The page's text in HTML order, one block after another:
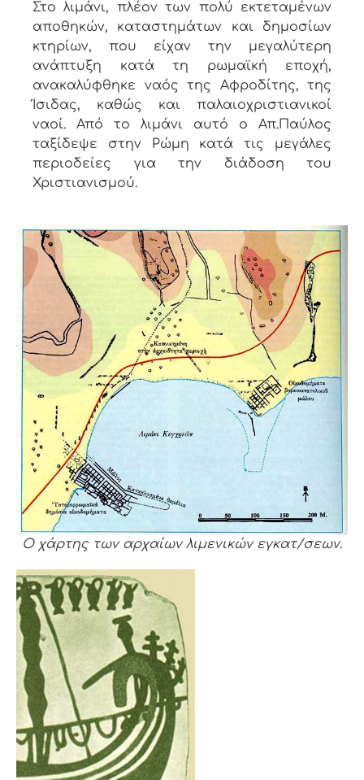
Στο λιμάνι, πλέον των πολύ εκτεταμένων
αποθηκών, καταστημάτων και δημοσίων
κτηρίων, που είχαν την μεγαλύτερη
ανάπτυξη κατά τη ρωμαϊκή εποχή,
ανακαλύφθηκε ναός της Αφροδίτης, της
Ίσιδας, καθώς και παλαιοχριστιανικοί
ναοί. Από το λιμάνι αυτό ο Απ.Παύλος
ταξίδεψε στην Ρώμη κατά τις μεγάλες
περιοδείες για την διάδοση του
Χριστιανισμού.
Ο χάρτης των αρχαίων λιμενικών εγκατ/σεων.